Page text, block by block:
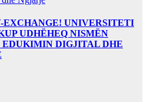
EXCHANGE! UNIVERSITETI
UDHËHEQ NISMËN
DIGJITAL DHE